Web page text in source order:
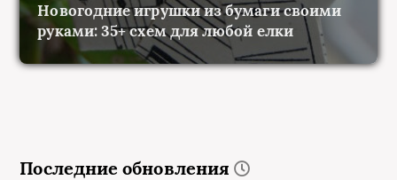
Новогодние игрушки из бумаги своими
руками: 35+ схем для любой елки
Последние обновления